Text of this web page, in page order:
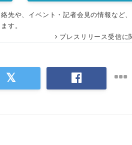
先や、イベント・記者会見の情報など
す。
プレスリリース受信に